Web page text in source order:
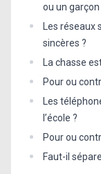
ou un garçon
Les
sincères ?
La chasse
Pour ou
Les
l’école ?
Pour ou
Faut-il